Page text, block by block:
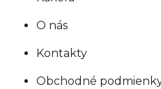
O nás
Kontakty
Obchodné